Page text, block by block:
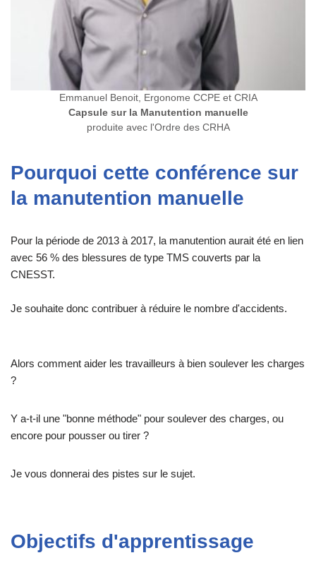
Emmanuel Benoit, Ergonome CCPE et CRIA
Capsule sur la Manutention manuelle
produite avec l'Ordre des CRHA
Pourquoi cette conférence sur
la manutention manuelle
Pour la période de 2013 à 2017, la manutention aurait été en lien
avec 56 % des blessures de type TMS couverts par la
CNESST.
Je souhaite donc contribuer à réduire le nombre d'accidents.
Alors comment aider les travailleurs à bien soulever les charges
?
Y a-t-il une "bonne méthode" pour soulever des charges, ou
encore pour pousser ou tirer ?
Je vous donnerai des pistes sur le sujet.
Objectifs d'apprentissage